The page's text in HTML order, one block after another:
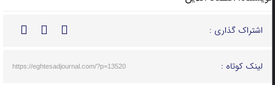
اشتراک گذاری :
لینک کوتاه : https://eghtesadjournal.com/?p=13520